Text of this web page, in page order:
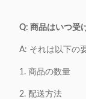
Q: 商品はいつ受
A: それは以下の
1. 商品の数量
2. 配送方法